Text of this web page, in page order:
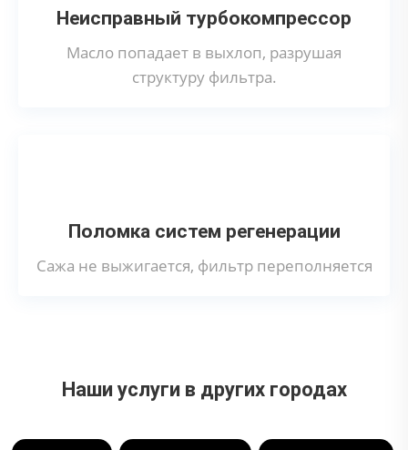
Неисправный турбокомпрессор
Масло попадает в выхлоп, разрушая
структуру фильтра.
Поломка систем регенерации
Сажа не выжигается, фильтр переполняется
Наши услуги в других городах